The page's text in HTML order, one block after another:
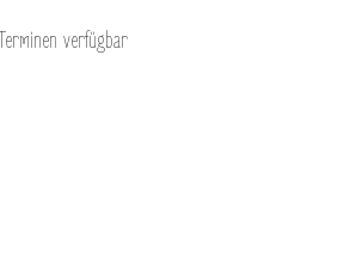
verfügbar